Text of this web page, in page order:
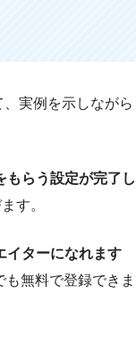
、実例を示しながら
もらう設定が完了し
す。
イターになれます
無料で登録できま